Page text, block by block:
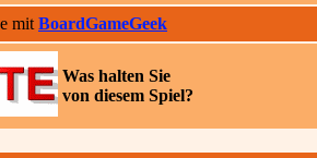
mit BoardGameGeek
Was halten Sie
von diesem Spiel?